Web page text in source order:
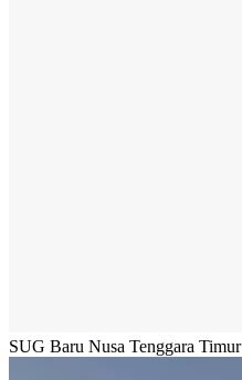
SUG Baru Nusa Tenggara Timur